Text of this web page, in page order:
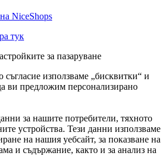
NiceShops
тук
за пазаруване
използваме „бисквитки“ и
ви предложим персонализирано
за нашите потребители, тяхното
устройства. Тези данни използваме
на нашия уебсайт, за показване на
и съдържание, както и за анализ на